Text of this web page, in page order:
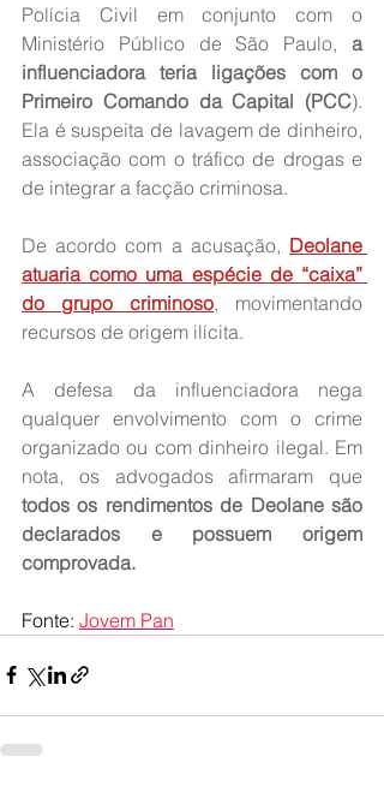
Polícia Civil em conjunto com o
Ministério Público de São Paulo, a
influenciadora teria ligações com o
Primeiro Comando da Capital (PCC).
Ela é suspeita de lavagem de dinheiro,
associação com o tráfico de drogas e
de integrar a facção criminosa.
De acordo com a acusação, Deolane
atuaria como uma espécie de “caixa”
do grupo criminoso, movimentando
recursos de origem ilícita.
A defesa da influenciadora nega
qualquer envolvimento com o crime
organizado ou com dinheiro ilegal. Em
todos os rendimentos de Deolane são
declarados e possuem origem
comprovada.
Fonte: Jovem Pan